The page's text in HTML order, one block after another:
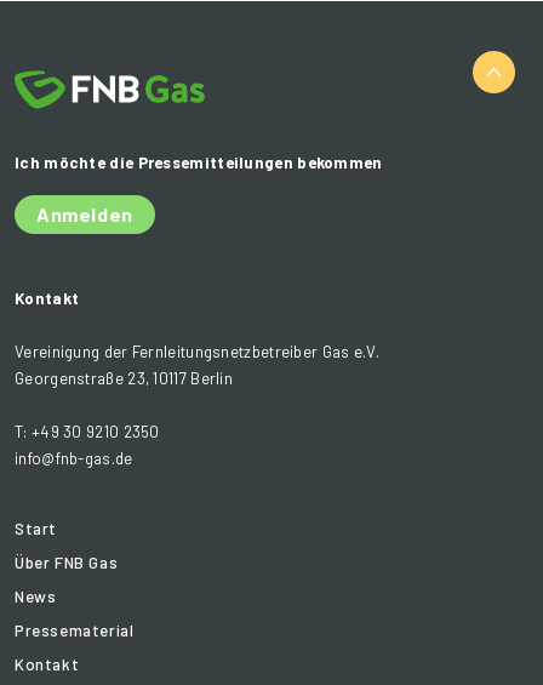
Ich möchte die Pressemitteilungen bekommen
Anmelden
Kontakt
Vereinigung der Fernleitungsnetzbetreiber Gas e.V.
Georgenstraße 23, 10117 Berlin
T: +49 30 9210 2350
info@fnb-gas.de
Start
Über FNB Gas
News
Pressematerial
Kontakt